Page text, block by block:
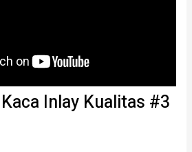
Inlay Kualitas #3